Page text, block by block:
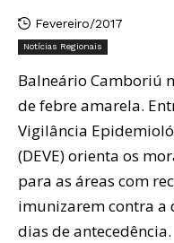
Fevereiro/2017
Notícias Regionais
Balneário Camboriú
de febre amarela.
Vigilância
(DEVE) orienta os
para as áreas com
imunizarem contra a
dias de antecedência.